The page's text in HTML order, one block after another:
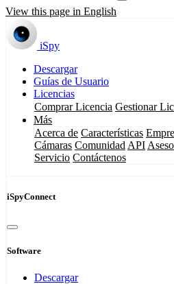
View this page in English
iSpy
Descargar
Guías de Usuario
Licencias
Comprar Licencia Gestionar
Más
Acerca de Características
Cámaras Comunidad API
Servicio Contáctenos
iSpyConnect
Software
Descargar